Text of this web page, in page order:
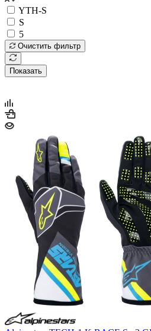
YTH-S
S
5
Очистить фильтр
Показать